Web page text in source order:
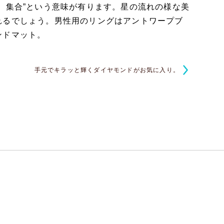
合”という意味が有ります。星の流れの様な美
でしょう。男性用のリングはアントワープブ
マット。
手元でキラッと輝くダイヤモンドがお気に入り。